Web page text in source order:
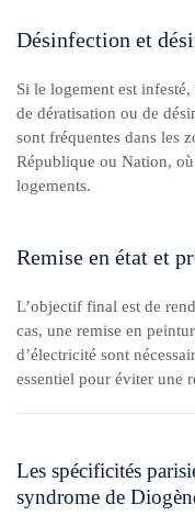
Désinfection et
Si le logement est
de dératisation ou de
sont fréquentes dans les
République ou Nation,
logements.
Remise en état et
L’objectif final est de
cas, une remise en
d’électricité sont
essentiel pour éviter une
Les spécificités
syndrome de